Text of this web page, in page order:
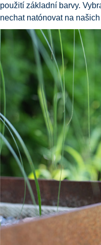
použití základní barvy.
nechat natónovat na